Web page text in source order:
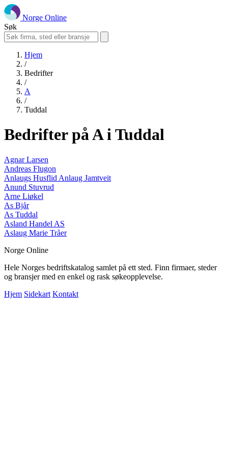
Norge Online
Søk
Hjem
/
Bedrifter
/
A
/
Tuddal
Bedrifter på A i Tuddal
Agnar Larsen
Andreas Flugon
Anlaugs Husflid Anlaug Jamtveit
Anund Stuvrud
Arne Liøkel
As Bjår
As Tuddal
Asland Handel AS
Aslaug Marie Tråer
Norge Online
Hele Norges bedriftskatalog samlet på ett sted. Finn firmaer, steder
og bransjer med en enkel og rask søkeopplevelse.
Hjem Sidekart Kontakt